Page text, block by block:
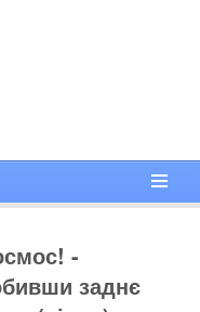
-
заднє